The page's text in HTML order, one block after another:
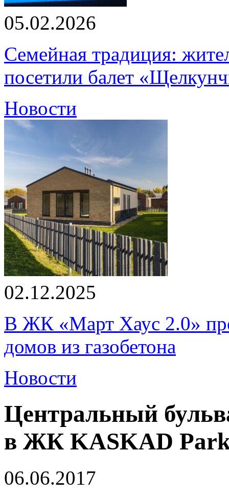
05.02.2026
Семейная традиция:
посетили балет
Новости
02.12.2025
В ЖК «Март Хаус 2.0»
домов из газобетона
Новости
Центральный
в ЖК KASKAD Park
06.06.2017